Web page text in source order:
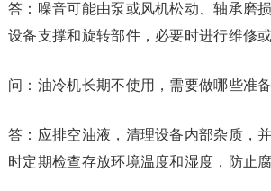
答：噪音可能由泵或风机松动、轴承磨
设备支撑和旋转部件，必要时进行维修或
问：油冷机长期不使用，需要做哪些准
答：应排空油液，清理设备内部杂质，
时定期检查存放环境温度和湿度，防止腐